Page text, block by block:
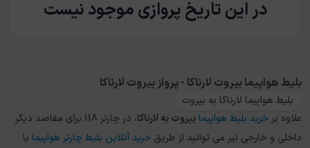
در این تاریخ پروازی موجود نیست
بلیط هواپیما بیروت لارناکا - پرواز بیروت لارناکا
بلیط هواپیما لارناکا به بیروت
علاوه بر خرید بلیط هواپیما بیروتبهلارناکا
، در چارتر 118 برای مقاصد دیگر
داخلی و خارجی نیز می توانید از طریق خرید آنلاین بلیط چارتر هواپیما با